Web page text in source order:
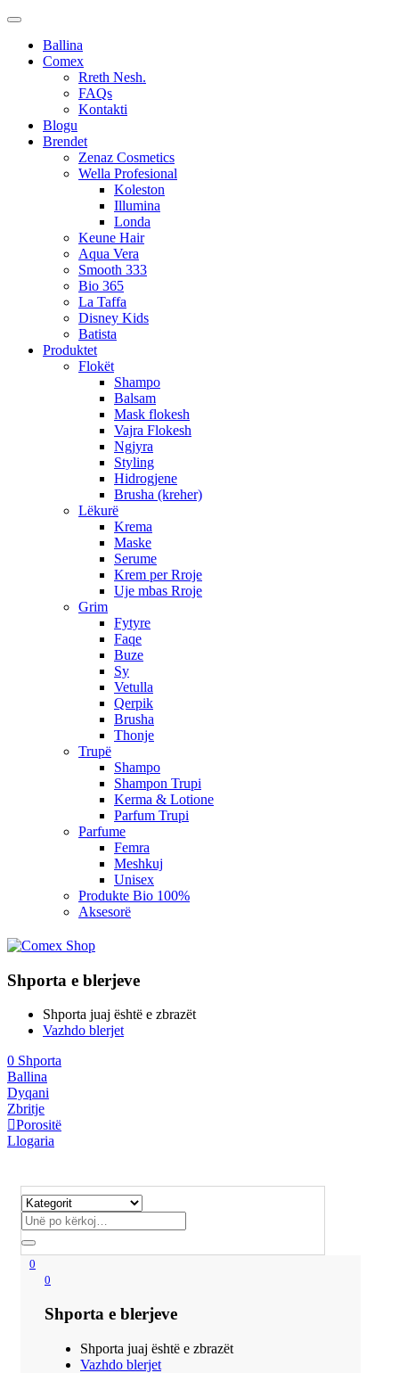
Ballina
Comex
Rreth Nesh.
FAQs
Kontakti
Blogu
Brendet
Zenaz Cosmetics
Wella Profesional
Koleston
Illumina
Londa
Keune Hair
Aqua Vera
Smooth 333
Bio 365
La Taffa
Disney Kids
Batista
Produktet
Flokët
Shampo
Balsam
Mask flokesh
Vajra Flokesh
Ngjyra
Styling
Hidrogjene
Brusha (kreher)
Lëkurë
Krema
Maske
Serume
Krem per Rroje
Uje mbas Rroje
Grim
Fytyre
Faqe
Buze
Sy
Vetulla
Qerpik
Brusha
Thonje
Trupë
Shampo
Shampon Trupi
Kerma & Lotione
Parfum Trupi
Parfume
Femra
Meshkuj
Unisex
Produkte Bio 100%
Aksesorë
Shporta e blerjeve
Shporta juaj është e zbrazët
Vazhdo blerjet
0 Shporta
Ballina
Dyqani
Zbritje
Porositë
Llogaria
0
0
Shporta e blerjeve
Shporta juaj është e zbrazët
Vazhdo blerjet